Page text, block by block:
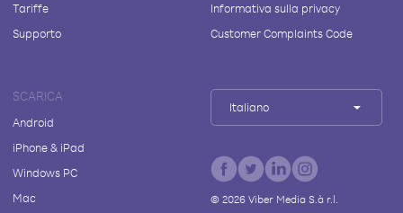
Tariffe
Supporto
Informativa sulla privacy
Customer Complaints Code
SCARICA
Android
iPhone & iPad
Windows PC
Mac
Italiano
© 2026Viber Media S.à r.l.